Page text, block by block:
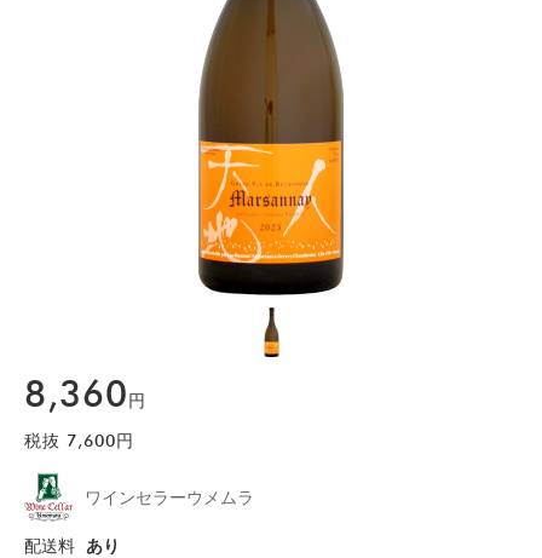
8,360 円
税抜 7,600 円
ワインセラーウメムラ
配送料
あり